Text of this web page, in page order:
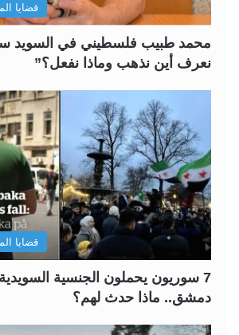
قضايا
محمد طبيب فلسطيني في السويد
نعرف أين نذهب وماذا نفعل؟”
قضايا
7 سوريون يحملون الجنسية
دمشق.. ماذا حدث لهم؟